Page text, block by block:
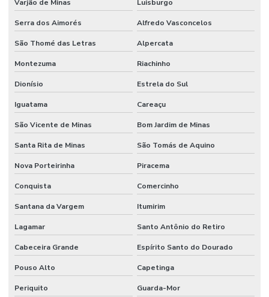
Varjão de Minas Luisburgo
Serra dos Aimorés Alfredo Vasconcelos
São Thomé das Letras Alpercata
Montezuma Riachinho
Dionísio Estrela do Sul
Iguatama Careaçu
São Vicente de Minas Bom Jardim de Minas
Santa Rita de Minas São Tomás de Aquino
Nova Porteirinha Piracema
Conquista Comercinho
Santana da Vargem Itumirim
Lagamar Santo Antônio do Retiro
Cabeceira Grande Espírito Santo do Dourado
Pouso Alto Capetinga
Periquito Guarda-Mor